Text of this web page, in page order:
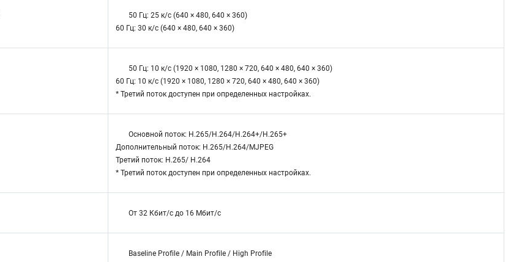
50 Гц: 25 к/с (640 × 480, 640 × 360)
60 Гц: 30 к/с (640 × 480, 640 × 360)
50 Гц: 10 к/с (1920 × 1080, 1280 × 720, 640 × 480, 640 × 360)
60 Гц: 10 к/с (1920 × 1080, 1280 × 720, 640 × 480, 640 × 360)
* Третий поток доступен при определенных настройках.
Основной поток: H.265/H.264/H.264+/H.265+
Дополнительный поток: H.265/H.264/MJPEG
Третий поток: H.265/ H.264
* Третий поток доступен при определенных настройках.
От 32 Кбит/с до 16 Мбит/с
Baseline Profile / Main Profile / High Profile